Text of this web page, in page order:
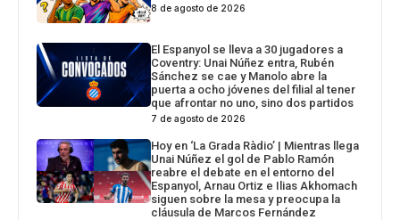
8 de agosto de 2026
El Espanyol se lleva a 30 jugadores a
Coventry: Unai Núñez entra, Rubén
Sánchez se cae y Manolo abre la
puerta a ocho jóvenes del filial al tener
que afrontar no uno, sino dos partidos
7 de agosto de 2026
Hoy en ‘La Grada Ràdio’ | Mientras llega
Unai Núñez el gol de Pablo Ramón
reabre el debate en el entorno del
Espanyol, Arnau Ortiz e Ilias Akhomach
siguen sobre la mesa y preocupa la
cláusula de Marcos Fernández